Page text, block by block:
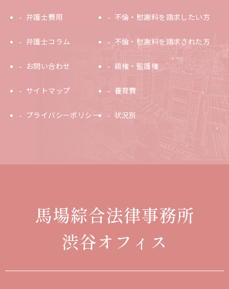
弁護士費用
弁護士コラム
お問い合わせ
サイトマップ
プライバシーポリシー
不倫・慰謝料を請求したい方
不倫・慰謝料を請求された方
親権・監護権
養育費
状況別